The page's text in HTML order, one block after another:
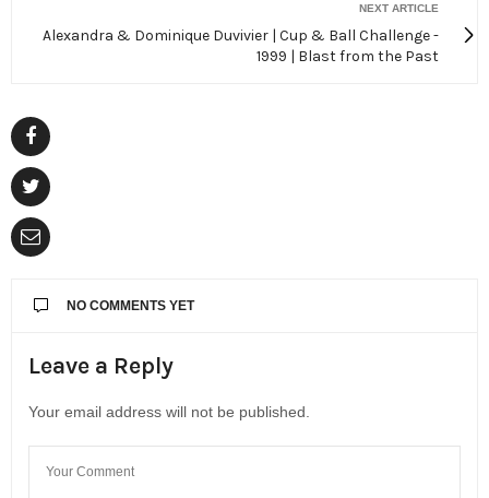
NEXT ARTICLE
Alexandra & Dominique Duvivier | Cup & Ball Challenge -
1999 | Blast from the Past
NO COMMENTS YET
Leave a Reply
Your email address will not be published.